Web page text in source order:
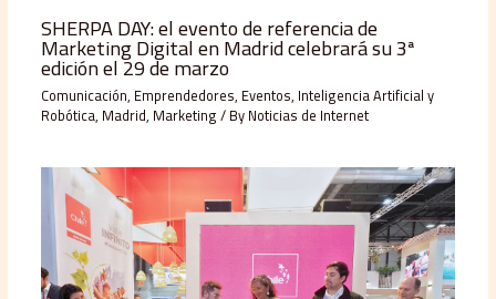
SHERPA DAY: el evento de referencia de
Marketing Digital en Madrid celebrará su 3ª
edición el 29 de marzo
Comunicación, Emprendedores, Eventos, Inteligencia Artificial y
Robótica, Madrid, Marketing/ ByNoticias de Internet